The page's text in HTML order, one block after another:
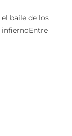
baile de los
infiernoEntre